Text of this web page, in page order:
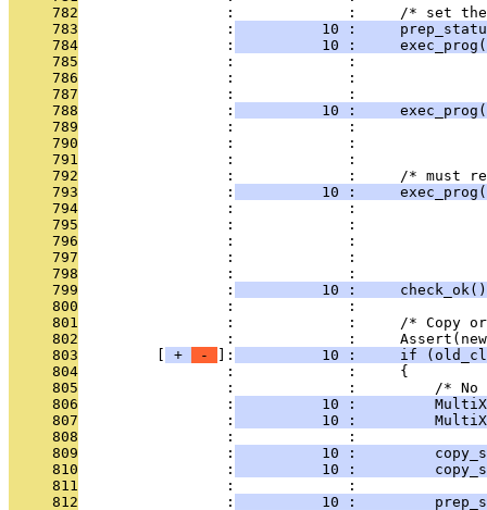
     782
:             :     /* set
     783
                 :
10 :
     784
                 :
10 :
     785
:             :
     786
:             :
     787
:             :
     788
                 :
10 :
     789
:             :
     790
:             :
     791
:             :
     792
:             :     /* must
     793
                 :
10 :
     794
:             :
     795
:             :
     796
:             :
     797
:             :
     798
:             :
     799
                 :
10 :
     800
                 :             :
     801
:             :     /* Copy
     802
:             :
     803
+ - ]:
10 :     if
     804
                 :             :     {
     805
:             :         /*
     806
                 :
10 :
     807
                 :
10 :
     808
                 :             :
     809
                 :
10 :
     810
                 :
10 :
     811
                 :             :
     812
                 :
10 :